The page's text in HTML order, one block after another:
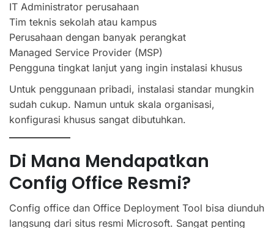
IT Administrator perusahaan
Tim teknis sekolah atau kampus
Perusahaan dengan banyak perangkat
Managed Service Provider (MSP)
Pengguna tingkat lanjut yang ingin instalasi khusus
Untuk penggunaan pribadi, instalasi standar mungkin
sudah cukup. Namun untuk skala organisasi,
konfigurasi khusus sangat dibutuhkan.
Di Mana Mendapatkan
Config Office Resmi?
Config office dan Office Deployment Tool bisa diunduh
langsung dari situs resmi Microsoft. Sangat penting